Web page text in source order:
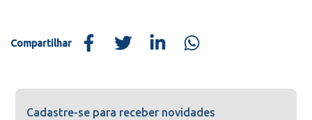
Compartilhar
Cadastre-se para receber novidades